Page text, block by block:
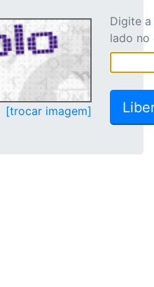
[trocar imagem]
Digite
lado no